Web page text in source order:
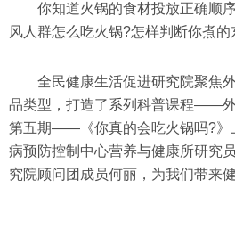
你知道火锅的食材投放正确顺
风人群怎么吃火锅?怎样判断你煮的
全民健康生活促进研究院聚焦
品类型，打造了系列科普课程——外
第五期——《你真的会吃火锅吗?》
病预防控制中心营养与健康所研究
究院顾问团成员何丽，为我们带来